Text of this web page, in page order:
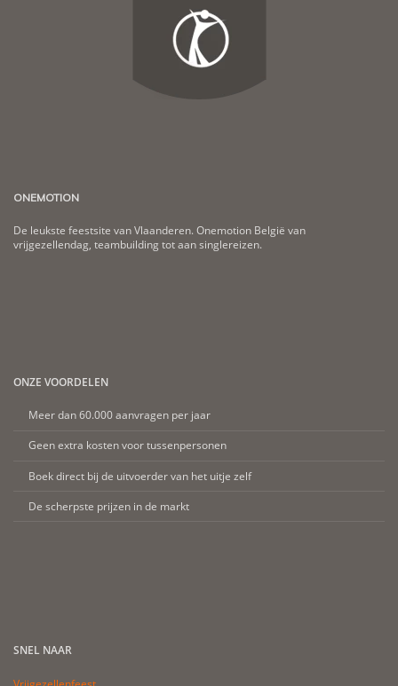
ONEMOTION
De leukste feestsite van Vlaanderen. Onemotion België van
vrijgezellendag, teambuilding tot aan singlereizen.
ONZE VOORDELEN
Meer dan 60.000 aanvragen per jaar
Geen extra kosten voor tussenpersonen
Boek direct bij de uitvoerder van het uitje zelf
De scherpste prijzen in de markt
SNEL NAAR